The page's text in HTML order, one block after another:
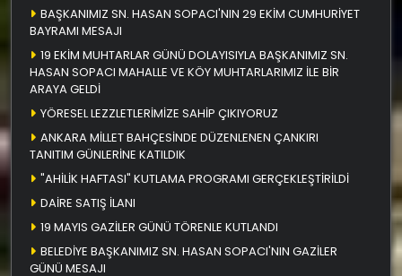
BAŞKANIMIZ SN. HASAN SOPACI'NIN 29 EKİM CUMHURİYET
BAYRAMI MESAJI
19 EKİM MUHTARLAR GÜNÜ DOLAYISIYLA BAŞKANIMIZ SN.
HASAN SOPACI MAHALLE VE KÖY MUHTARLARIMIZ İLE BİR
ARAYA GELDİ
YÖRESEL LEZZLETLERİMİZE SAHİP ÇIKIYORUZ
ANKARA MİLLET BAHÇESİNDE DÜZENLENEN ÇANKIRI
TANITIM GÜNLERİNE KATILDIK
"AHİLİK HAFTASI" KUTLAMA PROGRAMI GERÇEKLEŞTİRİLDİ
DAİRE SATIŞ İLANI
19 MAYIS GAZİLER GÜNÜ TÖRENLE KUTLANDI
BELEDİYE BAŞKANIMIZ SN. HASAN SOPACI'NIN GAZİLER
GÜNÜ MESAJI